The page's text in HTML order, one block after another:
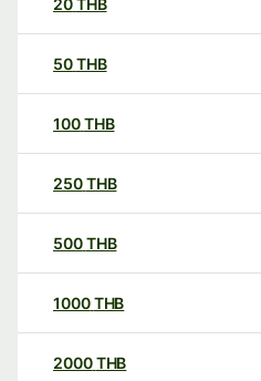
20THB
50THB
100THB
250THB
500THB
1000THB
2000THB